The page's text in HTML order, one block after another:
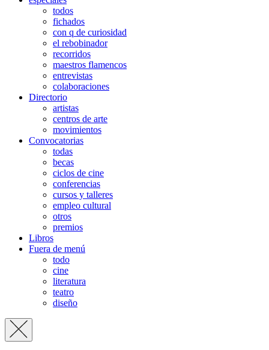
todos
fichados
con q de curiosidad
el rebobinador
recorridos
maestros flamencos
entrevistas
colaboraciones
Directorio
artistas
centros de arte
movimientos
Convocatorias
todas
becas
ciclos de cine
conferencias
cursos y talleres
empleo cultural
otros
premios
Libros
Fuera de menú
todo
cine
literatura
teatro
diseño